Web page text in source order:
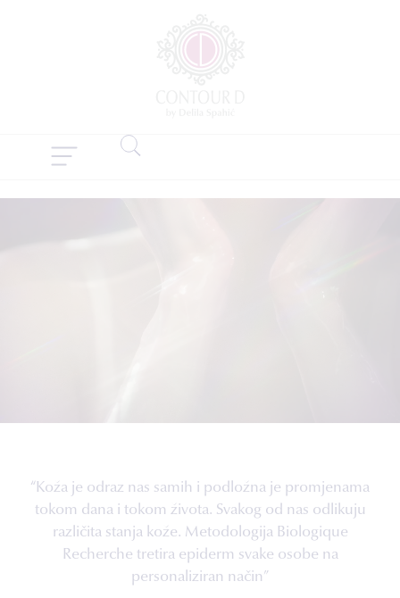
“Koža je odraz nas samih i podložna je promjenama
tokom dana i tokom života. Svakog od nas odlikuju
različita stanja kože. Metodologija Biologique
Recherche tretira epiderm svake osobe na
personaliziran način”